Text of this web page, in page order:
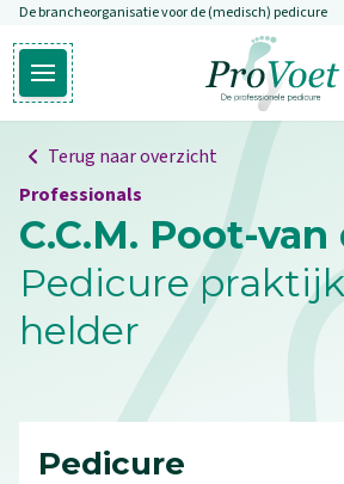
Overslaan en naar de inhoud gaan
De brancheorganisatie voor de (medisch) pedicure
Open hoofdmenu
Ga naar de
Terug naar overzicht
Professionals
C.C.M. Poot-van
Pedicure
helder
Pedicure